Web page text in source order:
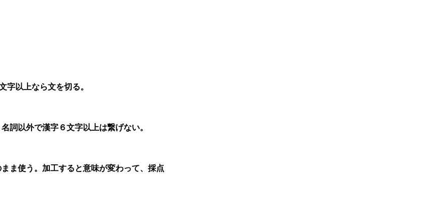
字以上なら文を切る。
詞以外で漢字６文字以上は繋げない。
ま使う。加工すると意味が変わって、採点